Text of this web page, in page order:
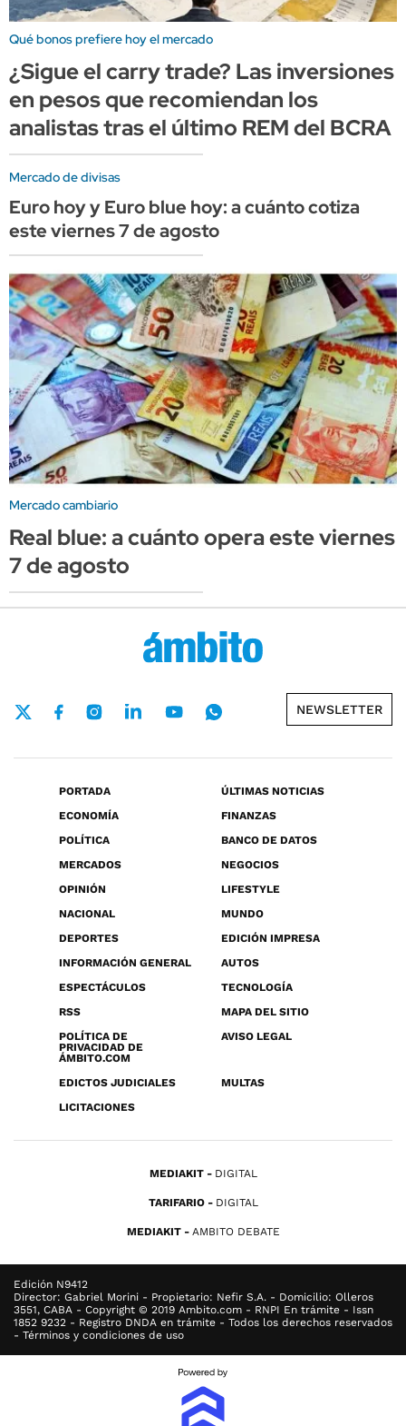
Qué bonos prefiere hoy el mercado
¿Sigue el carry trade? Las inversiones
en pesos que recomiendan los
analistas tras el último REM del BCRA
Mercado de divisas
Euro hoy y Euro blue hoy: a cuánto cotiza
este viernes 7 de agosto
Mercado cambiario
Real blue: a cuánto opera este viernes
7 de agosto
NEWSLETTER
PORTADA
ÚLTIMAS NOTICIAS
ECONOMÍA
FINANZAS
POLÍTICA
BANCO DE DATOS
MERCADOS
NEGOCIOS
OPINIÓN
LIFESTYLE
NACIONAL
MUNDO
DEPORTES
EDICIÓN IMPRESA
INFORMACIÓN GENERAL
AUTOS
ESPECTÁCULOS
TECNOLOGÍA
RSS
MAPA DEL SITIO
POLÍTICA DE
PRIVACIDAD DE
ÁMBITO.COM
AVISO LEGAL
EDICTOS JUDICIALES
MULTAS
LICITACIONES
MEDIAKIT DIGITAL
TARIFARIO DIGITAL
MEDIAKIT AMBITO DEBATE
Edición N9412
Director: Gabriel Morini - Propietario: Nefir S.A. - Domicilio: Olleros
3551, CABA - Copyright © 2019 Ambito.com - RNPI En trámite - Issn
1852 9232 - Registro DNDA en trámite - Todos los derechos reservados
- Términos y condiciones de uso